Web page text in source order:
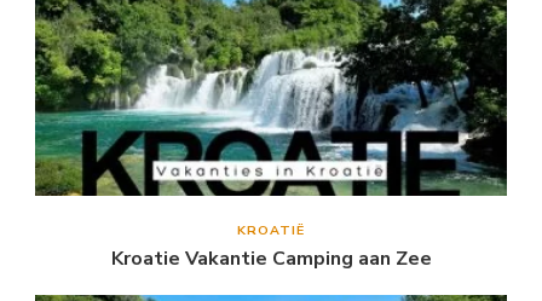
KROATIË
Kroatie Vakantie Camping aan Zee